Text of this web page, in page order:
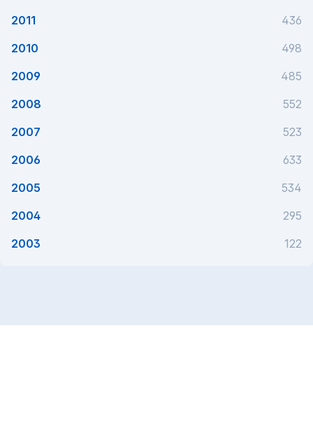
2011
436
2010
498
2009
485
2008
552
2007
523
2006
633
2005
534
2004
295
2003
122